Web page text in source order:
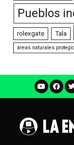
Pueblos
rolexgate Tala
áreas naturales